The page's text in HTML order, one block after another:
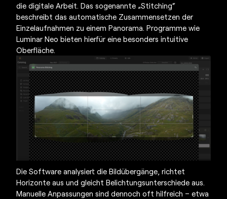
die digitale Arbeit. Das sogenannte „Stitching“
beschreibt das automatische Zusammensetzen der
Einzelaufnahmen zu einem Panorama. Programme wie
Luminar Neo bieten hierfür eine besonders intuitive
Oberfläche.
Die Software analysiert die Bildübergänge, richtet
Horizonte aus und gleicht Belichtungsunterschiede aus.
Manuelle Anpassungen sind dennoch oft hilfreich – etwa